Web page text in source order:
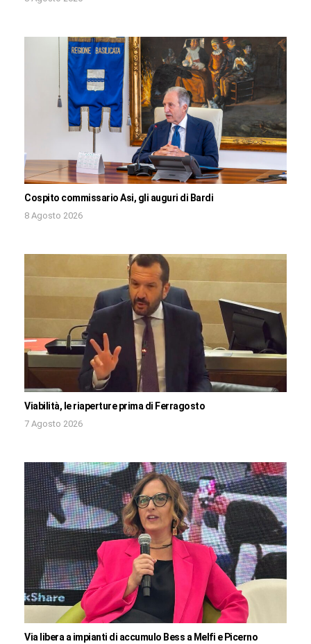
Cospito commissario Asi, gli auguri di Bardi
8 Agosto 2026
Viabilità, le riaperture prima di Ferragosto
7 Agosto 2026
Via libera a impianti di accumulo Bess a Melfi e Picerno